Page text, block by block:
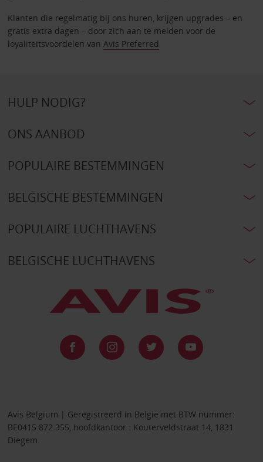
Klanten die regelmatig bij ons huren, krijgen upgrades – en
gratis extra dagen – door zich aan te melden voor de
loyaliteitsvoordelen van Avis Preferred
HULP NODIG?
ONS AANBOD
POPULAIRE BESTEMMINGEN
BELGISCHE BESTEMMINGEN
POPULAIRE LUCHTHAVENS
BELGISCHE LUCHTHAVENS
Avis Belgium | Geregistreerd in België met BTW nummer:
BE0415 872 355, hoofdkantoor : Kouterveldstraat 14, 1831
Diegem.